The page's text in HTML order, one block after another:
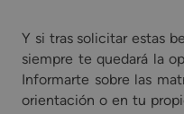
Y si tras solicitar estas
siempre te quedará la
Informarte sobre las
orientación o en tu